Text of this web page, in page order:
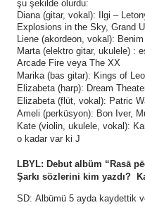
şu şekilde olurdu:
Diana (gitar, vokal): Ilgi –
Explosions in the Sky, Grand
Liene (akordeon, vokal):
Marta (elektro gitar, ukulele) :
Arcade Fire veya The XX
Marika (bas gitar): Kings of
Elizabeta (harp): Dream
Elizabeta (flüt, vokal): Patric
Ameli (perküsyon): Bon Iver,
Kate (violin, ukulele, vokal):
o kadar var ki J
LBYL: Debut albüm “Rasā
Şarkı sözlerini kim yazdı?
SD: Albümü 5 ayda kaydettik